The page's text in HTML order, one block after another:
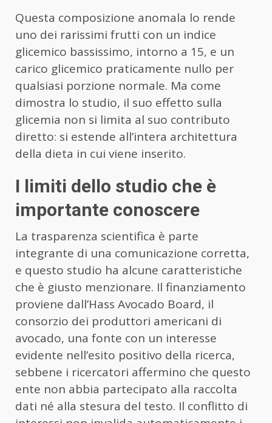
Questa composizione anomala lo rende
uno dei rarissimi frutti con un indice
glicemico bassissimo, intorno a 15, e un
carico glicemico praticamente nullo per
qualsiasi porzione normale. Ma come
dimostra lo studio, il suo effetto sulla
glicemia non si limita al suo contributo
diretto: si estende all’intera architettura
della dieta in cui viene inserito.
I limiti dello studio che è
importante conoscere
La trasparenza scientifica è parte
integrante di una comunicazione corretta,
e questo studio ha alcune caratteristiche
che è giusto menzionare. Il finanziamento
proviene dall’Hass Avocado Board, il
consorzio dei produttori americani di
avocado, una fonte con un interesse
evidente nell’esito positivo della ricerca,
sebbene i ricercatori affermino che questo
ente non abbia partecipato alla raccolta
dati né alla stesura del testo. Il conflitto di